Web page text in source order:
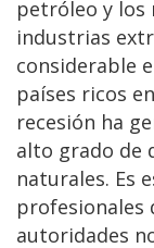
petróleo y los
industrias
considerable
países ricos
recesión ha
alto grado de
naturales. Es
profesionales
autoridades